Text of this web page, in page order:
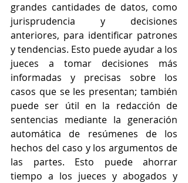
grandes cantidades de datos, como
jurisprudencia y decisiones
anteriores, para identificar patrones
y tendencias. Esto puede ayudar a los
jueces a tomar decisiones más
informadas y precisas sobre los
casos que se les presentan; también
puede ser útil en la redacción de
sentencias mediante la generación
automática de resúmenes de los
hechos del caso y los argumentos de
las partes. Esto puede ahorrar
tiempo a los jueces y abogados y